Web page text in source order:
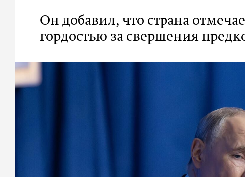
Он добавил, что страна
гордостью за свершения